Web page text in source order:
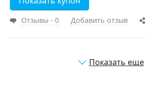
Отзывы - 0 Добавить отзыв
Показать еще